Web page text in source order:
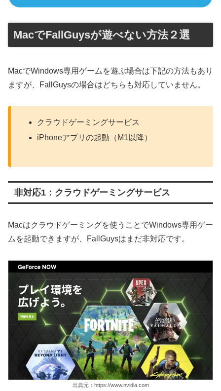
MacでFallGuysが遊べない方法２選
MacでWindows専用ゲームを遊ぶ場合は下記の方法もあり
ますが、FallGuysの場合はどちらも対応していません。
クラウドゲーミングサービス
iPhoneアプリの起動（M1以降）
非対応1：クラウドゲーミングサービス
Macはクラウドゲーミングを使うことでWindows専用ゲー
ムを起動できますが、FallGuysはまだ非対応です。
出典元：https://www.nvidia.com